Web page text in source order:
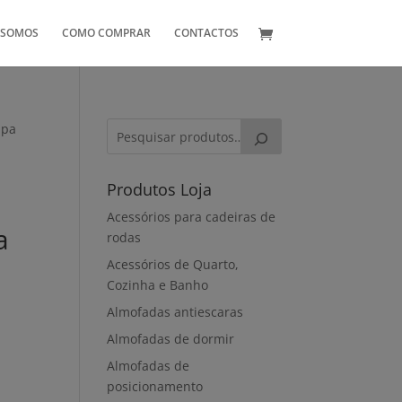
COMO COMPRAR CONTACTOS
Produtos Loja
Acessórios para cadeiras de
rodas
Acessórios de Quarto,
Cozinha e Banho
Almofadas antiescaras
Almofadas de dormir
Almofadas de
posicionamento